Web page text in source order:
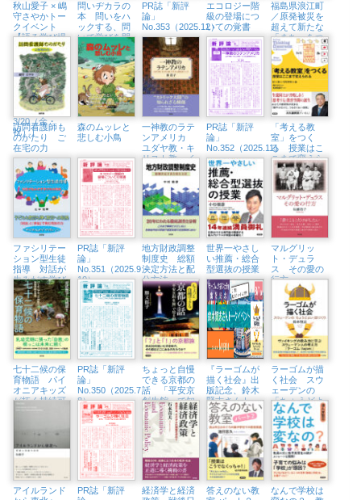
秋山愛子 × 嶋
守さやかトー
クイベント
【語る学び場
#2】すなっく
アイコ、秋山
愛子さんと
は？（浅草・
Readin’ Writin
BOOK
STORE
3/20（金・
祝））
問いヂカラの
本 問いをハ
ックする、問
いで学びを開
く
PR誌「新評
論」
No.353（2025.12）
エコロジー階
級の登場につ
いての覚書
福島県浪江町
／原発被災を
超えて新たな
「まち」をつ
くる
訪問看護師も
のがたり ご
在宅の力
森のムッレと
悲しむ小鳥
一神教のラテ
ンアメリカ
ユダヤ教・キ
リスト教・イ
スラム教をめ
ぐって
PR誌「新評
論」
No.352（2025.11）
「考える教
室」をつく
る 授業はこ
こまで変えら
れる
ファシリテー
ション型生徒
指導 対話が
生みだす学び
の共同体
PR誌「新評
論」
No.351（2025.9・
10）
地方財政調整
制度史 総額
決定方法と配
分方法
世界一やさし
い推薦・総合
型選抜の授業
マルグリッ
ト・デュラ
ス その愛の
行方
七十二候の保
育物語 パイ
オニアキッズ
が拓く持続可
PR誌「新評
論」
No.350（2025.7・
8）
ちょっと自慢
できる京都の
話 「平安京
創生館」で知
る都
『ラーゴムが
描く社会』出
版記念、鈴木
賢志さんトー
クイベント開
催（横浜・ブ
ックス
Tangerina、
8/1㈮）
ラーゴムが描
く社会 スウ
ェーデンの
「ちょうどよ
い」国づくり
アイルランド
PR誌「新評
経済学と経済
答えのない教
なんで学校は